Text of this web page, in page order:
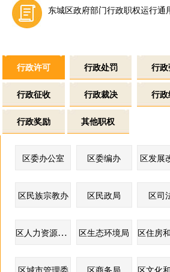
东城区政府部门行政职权运行通
行政许可 行政处罚 行政
行政征收 行政裁决 行政
行政奖励 其他职权
区委办公室 区委编办 区发展
区民族宗教办 区民政局 区司
区人力资源社会保障局 区生态环境局